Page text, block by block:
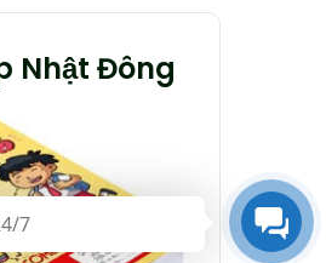
Nhật Đông
7